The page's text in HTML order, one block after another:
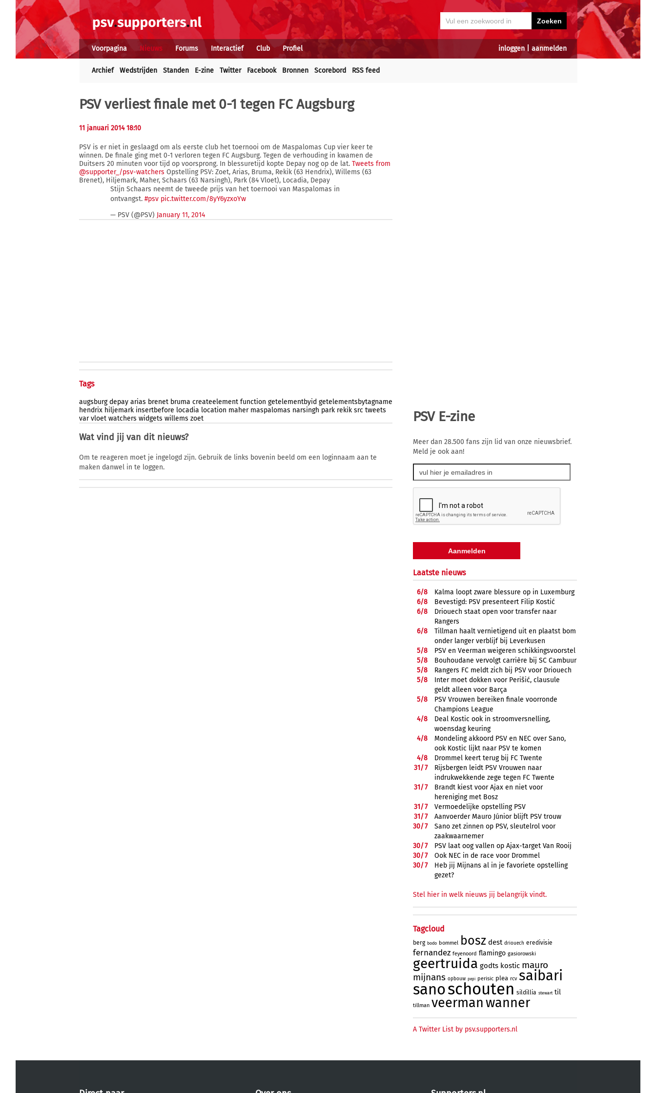
inloggen| aanmelden
Voorpagina Nieuws Forums Interactief Club Profiel
Archief Wedstrijden Standen E-zine Twitter Facebook Bronnen Scorebord RSS feed
PSV verliest finale met 0-1 tegen FC Augsburg
11 januari 2014 18:10
PSV is er niet in geslaagd om als eerste club het toernooi om de Maspalomas Cup vier keer te
winnen. De finale ging met 0-1 verloren tegen FC Augsburg. Tegen de verhouding in kwamen de
Duitsers 20 minuten voor tijd op voorsprong. In blessuretijd kopte Depay nog op de lat. Tweets from
@supporter_/psv-watchers Opstelling PSV: Zoet, Arias, Bruma, Rekik (63 Hendrix), Willems (63
Brenet), Hiljemark, Maher, Schaars (63 Narsingh), Park (84 Vloet), Locadia, Depay
Stijn Schaars neemt de tweede prijs van het toernooi van Maspalomas in
ontvangst.#psv pic.twitter.com/8yY6yzxoYw
— PSV (@PSV) January 11, 2014
Tags
augsburg depay arias brenet bruma createelement function getelementbyid getelementsbytagname
hendrix hiljemark insertbefore locadia location maher maspalomas narsingh park rekik src tweets
var vloet watchers widgets willems zoet
Wat vind jij van dit nieuws?
Om te reageren moet je ingelogd zijn. Gebruik de links bovenin beeld om een loginnaam aan te
maken danwel in te loggen.
PSV E-zine
Meer dan 28.500 fans zijn lid van onze nieuwsbrief.
Meld je ook aan!
Laatste nieuws
6/8
Kalma loopt zware blessure op in Luxemburg
6/8
Bevestigd: PSV presenteert Filip Kostić
6/8
Driouech staat open voor transfer naar
Rangers
6/8
Tillman haalt vernietigend uit en plaatst bom
onder langer verblijf bij Leverkusen
5/8
PSV en Veerman weigeren schikkingsvoorstel
5/8
Bouhoudane vervolgt carrière bij SC Cambuur
5/8
Rangers FC meldt zich bij PSV voor Driouech
5/8
Inter moet dokken voor Perišić, clausule
geldt alleen voor Barça
5/8
PSV Vrouwen bereiken finale voorronde
Champions League
4/8
Deal Kostic ook in stroomversnelling,
woensdag keuring
4/8
Mondeling akkoord PSV en NEC over Sano,
ook Kostic lijkt naar PSV te komen
4/8
Drommel keert terug bij FC Twente
31/7
Rijsbergen leidt PSV Vrouwen naar
indrukwekkende zege tegen FC Twente
31/7
Brandt kiest voor Ajax en niet voor
hereniging met Bosz
31/7
Vermoedelijke opstelling PSV
31/7
Aanvoerder Mauro Júnior blijft PSV trouw
30/7
Sano zet zinnen op PSV, sleutelrol voor
zaakwaarnemer
30/7
PSV laat oog vallen op Ajax-target Van Rooij
30/7
Ook NEC in de race voor Drommel
30/7
Heb jij Mijnans al in je favoriete opstelling
gezet?
Stel hier in welk nieuws jij belangrijk vindt.
Tagcloud
berg bodo bommel bosz dest driouech eredivisie
fernandez feyenoord flamingo gasiorowski
geertruida godts kostic mauro
mijnans opbouw pepi perisic plea rcv saibari
sanoschouten sildillia stewart til
tillman veermanwanner
A Twitter List by psv.supporters.nl